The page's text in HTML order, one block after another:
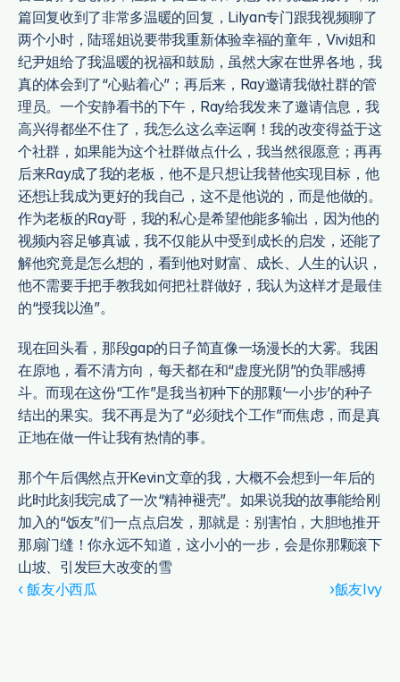
篇回复收到了非常多温暖的回复，Lilyan专门跟我视频聊了
两个小时，陆瑶姐说要带我重新体验幸福的童年，Vivi姐和
纪尹姐给了我温暖的祝福和鼓励，虽然大家在世界各地，我
真的体会到了“心贴着心”；再后来，Ray邀请我做社群的管
理员。一个安静看书的下午，Ray给我发来了邀请信息，我
高兴得都坐不住了，我怎么这么幸运啊！我的改变得益于这
个社群，如果能为这个社群做点什么，我当然很愿意；再再
后来Ray成了我的老板，他不是只想让我替他实现目标，他
还想让我成为更好的我自己，这不是他说的，而是他做的。
作为老板的Ray哥，我的私心是希望他能多输出，因为他的
视频内容足够真诚，我不仅能从中受到成长的启发，还能了
解他究竟是怎么想的，看到他对财富、成长、人生的认识，
他不需要手把手教我如何把社群做好，我认为这样才是最佳
的“授我以渔”。
现在回头看，那段gap的日子简直像一场漫长的大雾。我困
在原地，看不清方向，每天都在和“虚度光阴”的负罪感搏
斗。而现在这份“工作”是我当初种下的那颗‘一小步’的种子
结出的果实。我不再是为了“必须找个工作”而焦虑，而是真
正地在做一件让我有热情的事。
那个午后偶然点开Kevin文章的我，大概不会想到一年后的
此时此刻我完成了一次“精神褪壳”。如果说我的故事能给刚
加入的“饭友”们一点点启发，那就是：别害怕，大胆地推开
那扇门缝！你永远不知道，这小小的一步，会是你那颗滚下
山坡、引发巨大改变的雪
‹ 飯友小西瓜
›飯友Ivy